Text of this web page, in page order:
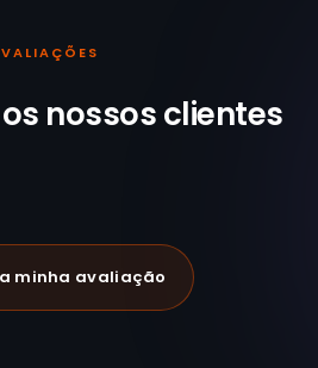
nossosclientes
minha avaliação